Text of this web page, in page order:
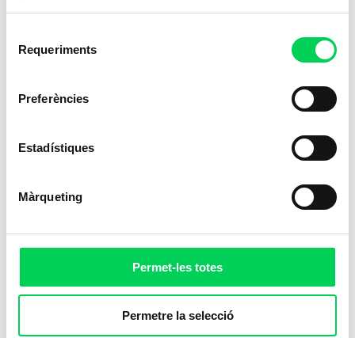
Requeriments
Preferències
Estadístiques
Màrqueting
Permet-les totes
Permetre la selecció